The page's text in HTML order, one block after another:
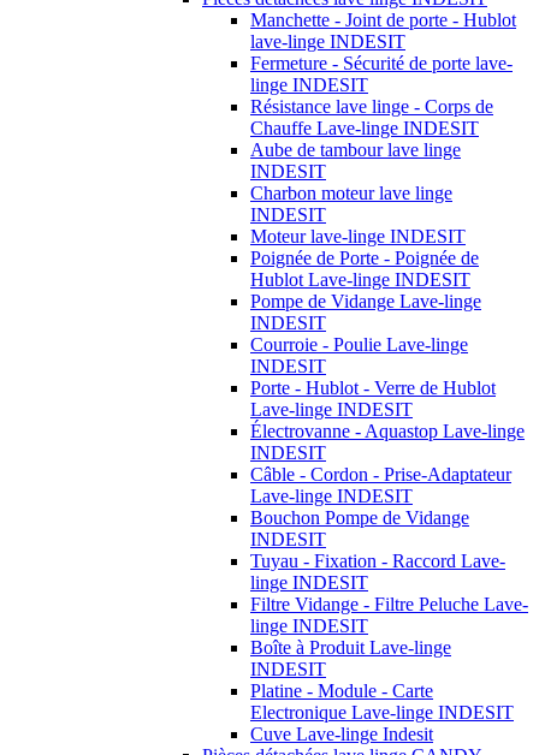
Manchette - Joint de porte - Hublot
lave-linge INDESIT
Fermeture - Sécurité de porte lave-
linge INDESIT
Résistance lave linge - Corps de
Chauffe Lave-linge INDESIT
Aube de tambour lave linge
INDESIT
Charbon moteur lave linge
INDESIT
Moteur lave-linge INDESIT
Poignée de Porte - Poignée de
Hublot Lave-linge INDESIT
Pompe de Vidange Lave-linge
INDESIT
Courroie - Poulie Lave-linge
INDESIT
Porte - Hublot - Verre de Hublot
Lave-linge INDESIT
Électrovanne - Aquastop Lave-linge
INDESIT
Câble - Cordon - Prise-Adaptateur
Lave-linge INDESIT
Bouchon Pompe de Vidange
INDESIT
Tuyau - Fixation - Raccord Lave-
linge INDESIT
Filtre Vidange - Filtre Peluche Lave-
linge INDESIT
Boîte à Produit Lave-linge
INDESIT
Platine - Module - Carte
Electronique Lave-linge INDESIT
Cuve Lave-linge Indesit